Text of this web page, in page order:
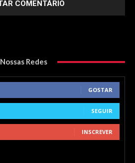
Nossas Redes
GOSTAR
SEGUIR
INSCREVER